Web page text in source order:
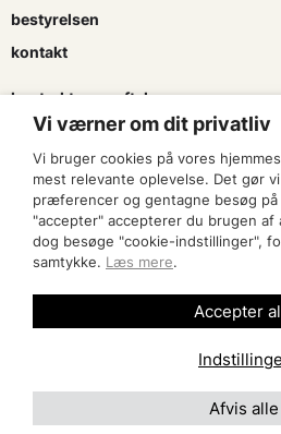
bestyrelsen
kontakt
kontrakter og aftaler
søg tilskud
presse & logo
bliv
Vi værner om dit privatliv
Vi bruger cookies på vores
mest relevante oplevelse. Det gør
præferencer og gentagne besøg på
"accepter" accepterer du brugen af
dog besøge "cookie-indstillinger",
samtykke. Læs mere.
Afvis alle
Accepter